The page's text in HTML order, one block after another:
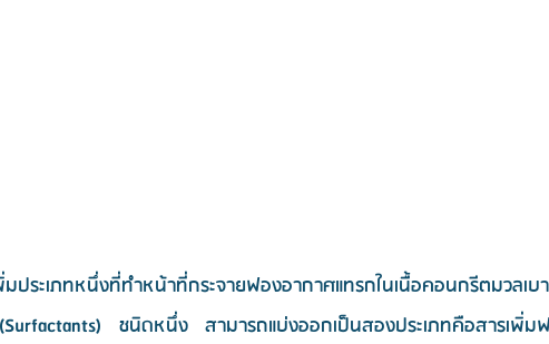
ะเภทหนึ่งที่ทำหน้าที่กระจายฟองอากาศแทรกในเนื้อคอนกรีตมวลเบ
ชนิดหนึ่ง สามารถแบ่งออกเป็นสองประเภทคือสารเพิ่ม